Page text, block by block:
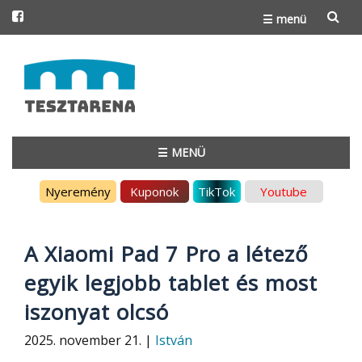
☰ menü
to
content
☰ MENÜ
Nyeremény Kuponok TikTok Youtube
A Xiaomi Pad 7 Pro a létező
egyik legjobb tablet és most
iszonyat olcsó
2025. november 21. | István